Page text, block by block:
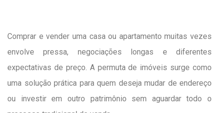
Comprar e vender uma casa ou apartamento muitas vezes
envolve pressa, negociações longas e diferentes
expectativas de preço. A permuta de imóveis surge como
uma solução prática para quem deseja mudar de endereço
ou investir em outro patrimônio sem aguardar todo o